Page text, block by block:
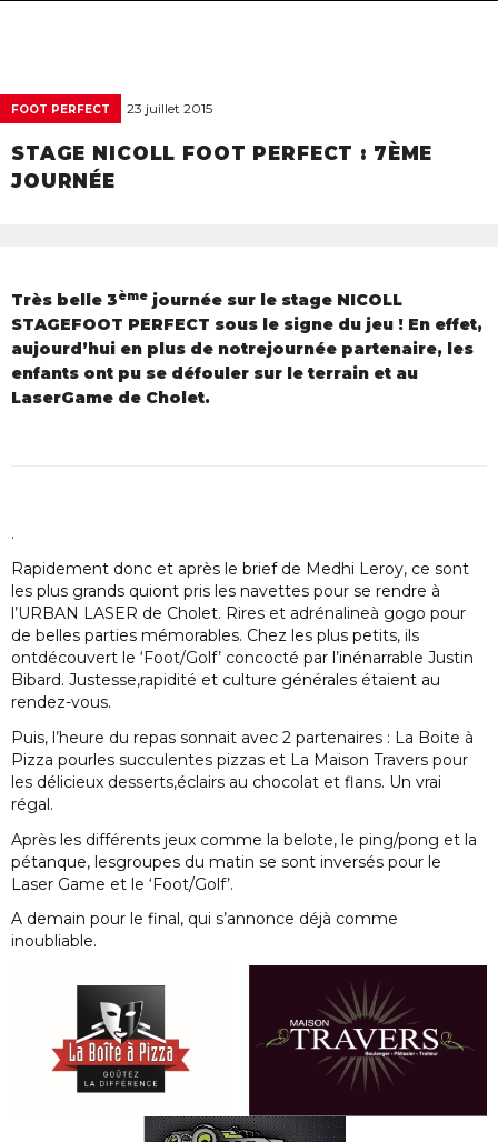
FOOT PERFECT 23 juillet 2015
STAGE NICOLL FOOT PERFECT : 7ÈME
JOURNÉE
Très belle 3ème journée sur le stage NICOLL
STAGEFOOT PERFECT sous le signe du jeu ! En effet,
aujourd’hui en plus de notrejournée partenaire, les
enfants ont pu se défouler sur le terrain et au
LaserGame de Cholet.
.
Rapidement donc et après le brief de Medhi Leroy, ce sont
les plus grands quiont pris les navettes pour se rendre à
l’URBAN LASER de Cholet. Rires et adrénalineà gogo pour
de belles parties mémorables. Chez les plus petits, ils
ontdécouvert le ‘Foot/Golf’ concocté par l’inénarrable Justin
Bibard. Justesse,rapidité et culture générales étaient au
rendez-vous.
Puis, l’heure du repas sonnait avec 2 partenaires : La Boite à
Pizza pourles succulentes pizzas et La Maison Travers pour
les délicieux desserts,éclairs au chocolat et flans. Un vrai
régal.
Après les différents jeux comme la belote, le ping/pong et la
pétanque, lesgroupes du matin se sont inversés pour le
Laser Game et le ‘Foot/Golf’.
A demain pour le final, qui s’annonce déjà comme
inoubliable.